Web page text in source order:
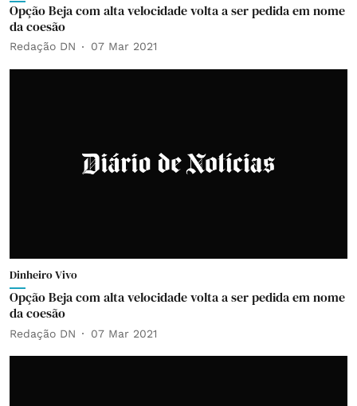
Opção Beja com alta velocidade volta a ser pedida em nome
da coesão
Redação DN 07 Mar 2021
Dinheiro Vivo
Opção Beja com alta velocidade volta a ser pedida em nome
da coesão
Redação DN 07 Mar 2021